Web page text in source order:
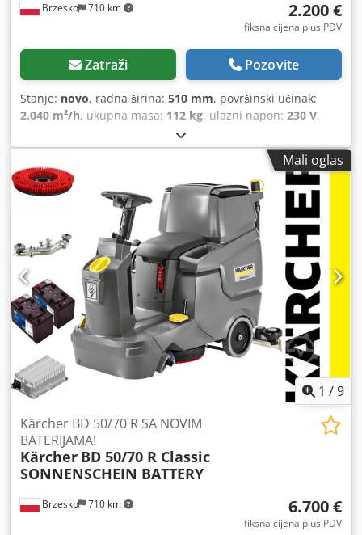
Brzesko 710 km 2.200 €
fiksna cijena plus PDV
Zatraži Pozovite
Stanje: novo, radna širina: 510 mm, površinski učinak:
2.040 m²/h, ukupna masa: 112 kg, ulazni napon: 230 V,
kapacitet spremnika za vodu:60 l
Mali oglas
1 /9
Brzesko 710 km
Kärcher BD 50/70 R SA NOVIM
BATERIJAMA!
Kärcher BD 50/70 R Classic
SONNENSCHEIN BATTERY
6.700 €
fiksna cijena plus PDV